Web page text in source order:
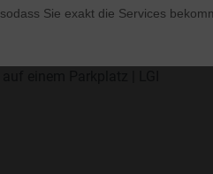
sodass Sie exakt die Services